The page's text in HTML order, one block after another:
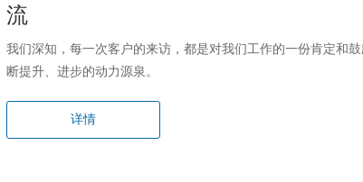
流
我们深知，每一次客户的来访，都是对我们工作的一份肯定和
断提升、进步的动力源泉。
详情